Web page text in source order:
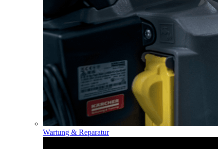
Wartung & Reparatur